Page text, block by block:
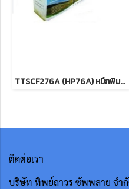
TTSCF276A (HP76A) หมึกพิมพ์เทียบเท่า รับประกันตลอดอายุการใช้งาน
ติดต่อเรา
บริษัท ทิพย์ถาวร ซัพพลาย จำ